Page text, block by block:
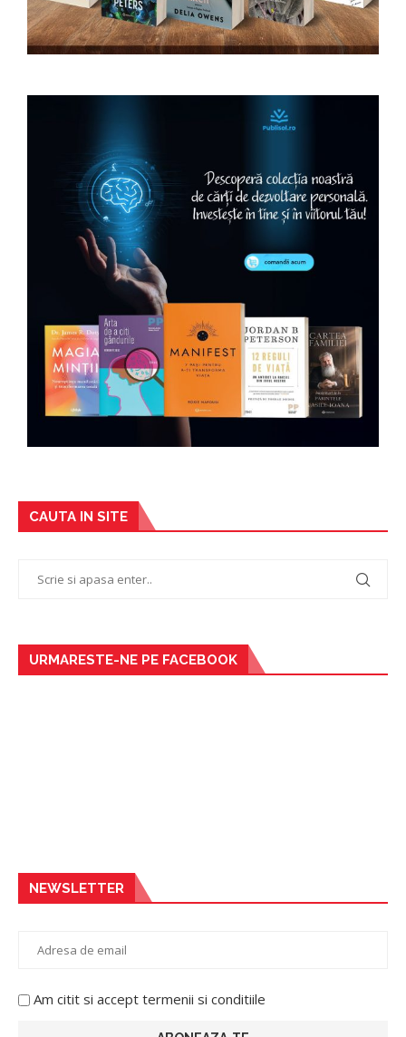
CAUTA IN SITE
URMARESTE-NE PE FACEBOOK
NEWSLETTER
Am citit si accept termenii si conditiile